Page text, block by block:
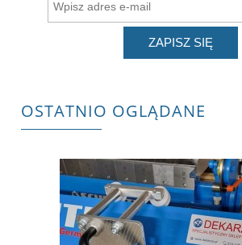
ZAPISZ SIĘ
OSTATNIO OGLĄDANE